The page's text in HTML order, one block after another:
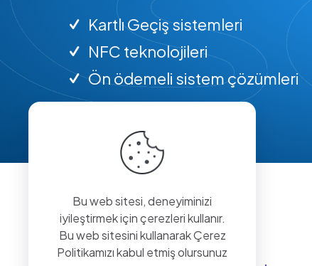
Kartlı Geçiş sistemleri
NFC teknolojileri
Ön ödemeli sistem çözümleri
Bu web sitesi, deneyiminizi
iyileştirmek için çerezleri kullanır.
Bu web sitesini kullanarak Çerez
Politikamızı kabul etmiş olursunuz